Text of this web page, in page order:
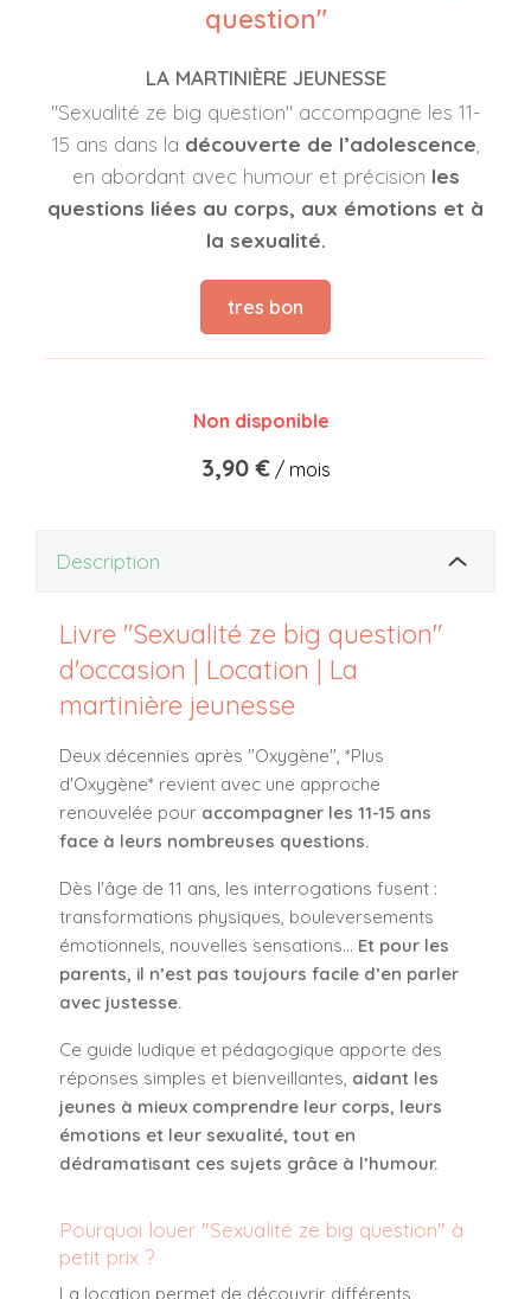
question"
LA MARTINIÈRE JEUNESSE
"Sexualité ze big question" accompagne les 11-
15 ans dans la découverte de l’adolescence,
en abordant avec humour et précision les
questions liées au corps, aux émotions et à
la sexualité.
tres bon
Non disponible
3,90 € / mois
Description
Livre "Sexualité ze big question"
d'occasion | Location | La
martinière jeunesse
Deux décennies après "Oxygène", *Plus
d'Oxygène* revient avec une approche
renouvelée pour accompagner les 11-15 ans
face à leurs nombreuses questions.
Dès l'âge de 11 ans, les interrogations fusent :
transformations physiques, bouleversements
émotionnels, nouvelles sensations... Et pour les
parents, il n’est pas toujours facile d’en parler
avec justesse.
Ce guide ludique et pédagogique apporte des
réponses simples et bienveillantes, aidant les
jeunes à mieux comprendre leur corps, leurs
émotions et leur sexualité, tout en
dédramatisant ces sujets grâce à l’humour.
Pourquoi louer "Sexualité ze big question" à
petit prix ?
La location permet de découvrir différents